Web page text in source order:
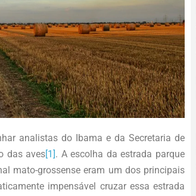
analistas do Ibama e da Secretaria de
das aves[1] . A escolha da estrada parque
mato-grossense eram um dos principais
impensável cruzar essa estrada